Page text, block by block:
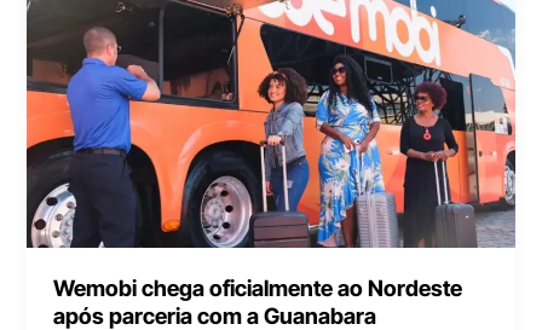
Wemobi chega oficialmente ao Nordeste
após parceria com a Guanabara